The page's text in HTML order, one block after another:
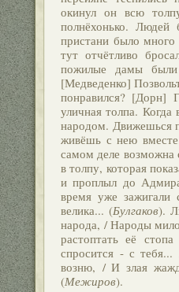
окинул он всю
полнёхонько.
пристани было много
тут отчётливо
пожилые дамы
[Медведенко]
понравился? [Дорн]
уличная толпа.
народом. Движешься
живёшь с нею
самом деле
в толпу, которая
и проплыл до
время уже зажигали
велика... (Булгаков).
народа, / Народы
растоптать её
спросится - с
возню, / И злая
(Межиров).